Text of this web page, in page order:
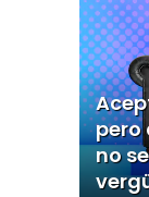
pero
no